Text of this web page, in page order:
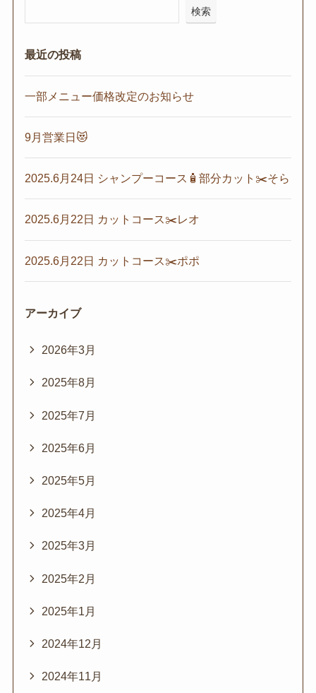
検索
最近の投稿
一部メニュー価格改定のお知らせ
9月営業日😻
2025.6月24日 シャンプーコース🧴部分カット✂️そら
2025.6月22日 カットコース✂️レオ
2025.6月22日 カットコース✂️ポポ
アーカイブ
2026年3月
2025年8月
2025年7月
2025年6月
2025年5月
2025年4月
2025年3月
2025年2月
2025年1月
2024年12月
2024年11月